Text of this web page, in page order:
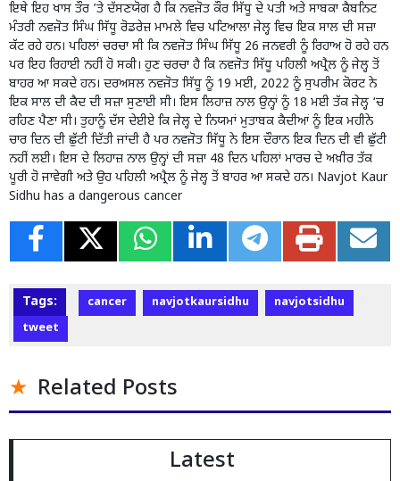
ਇਥੇ ਇਹ ਖਾਸ ਤੌਰ ’ਤੇ ਦੱਸਣਯੋਗ ਹੈ ਕਿ ਨਵਜੋਤ ਕੌਰ ਸਿੱਧੂ ਦੇ ਪਤੀ ਅਤੇ ਸਾਬਕਾ ਕੈਬਨਿਟ
ਮੰਤਰੀ ਨਵਜੋਤ ਸਿੰਘ ਸਿੱਧੂ ਰੋਡਰੇਜ਼ ਮਾਮਲੇ ਵਿਚ ਪਟਿਆਲਾ ਜੇਲ੍ਹ ਵਿਚ ਇਕ ਸਾਲ ਦੀ ਸਜ਼ਾ
ਕੱਟ ਰਹੇ ਹਨ। ਪਹਿਲਾਂ ਚਰਚਾ ਸੀ ਕਿ ਨਵਜੋਤ ਸਿੰਘ ਸਿੱਧੂ 26 ਜਨਵਰੀ ਨੂੰ ਰਿਹਾਅ ਹੋ ਰਹੇ ਹਨ
ਪਰ ਇਹ ਰਿਹਾਈ ਨਹੀਂ ਹੋ ਸਕੀ। ਹੁਣ ਚਰਚਾ ਹੈ ਕਿ ਨਵਜੋਤ ਸਿੱਧੂ ਪਹਿਲੀ ਅਪ੍ਰੈਲ ਨੂੰ ਜੇਲ੍ਹ ਤੋਂ
ਬਾਹਰ ਆ ਸਕਦੇ ਹਨ। ਦਰਅਸਲ ਨਵਜੋਤ ਸਿੱਧੂ ਨੂੰ 19 ਮਈ, 2022 ਨੂੰ ਸੁਪਰੀਮ ਕੋਰਟ ਨੇ
ਇਕ ਸਾਲ ਦੀ ਕੈਦ ਦੀ ਸਜ਼ਾ ਸੁਣਾਈ ਸੀ। ਇਸ ਲਿਹਾਜ਼ ਨਾਲ ਉਨ੍ਹਾਂ ਨੂੰ 18 ਮਈ ਤੱਕ ਜੇਲ੍ਹ ‘ਚ
ਰਹਿਣ ਪੈਣਾ ਸੀ। ਤੁਹਾਨੂੰ ਦੱਸ ਦੇਈਏ ਕਿ ਜੇਲ੍ਹ ਦੇ ਨਿਯਮਾਂ ਮੁਤਾਬਕ ਕੈਦੀਆਂ ਨੂੰ ਇਕ ਮਹੀਨੇ
ਚਾਰ ਦਿਨ ਦੀ ਛੁੱਟੀ ਦਿੱਤੀ ਜਾਂਦੀ ਹੈ ਪਰ ਨਵਜੋਤ ਸਿੱਧੂ ਨੇ ਇਸ ਦੌਰਾਨ ਇਕ ਦਿਨ ਦੀ ਵੀ ਛੁੱਟੀ
ਨਹੀਂ ਲਈ। ਇਸ ਦੇ ਲਿਹਾਜ਼ ਨਾਲ ਉਨ੍ਹਾਂ ਦੀ ਸਜ਼ਾ 48 ਦਿਨ ਪਹਿਲਾਂ ਮਾਰਚ ਦੇ ਅਖ਼ੀਰ ਤੱਕ
ਪੂਰੀ ਹੋ ਜਾਵੇਗੀ ਅਤੇ ਉਹ ਪਹਿਲੀ ਅਪ੍ਰੈਲ ਨੂੰ ਜੇਲ੍ਹ ਤੋਂ ਬਾਹਰ ਆ ਸਕਦੇ ਹਨ। Navjot Kaur
Sidhu has a dangerous cancer
Tags: cancer navjotkaursidhu
navjotsidhu
tweet
Related Posts
Latest